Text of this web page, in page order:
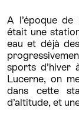
A l’époque
était une
eau et déjà
sports d’hiver
Lucerne, on
dans cette
d’altitude, et